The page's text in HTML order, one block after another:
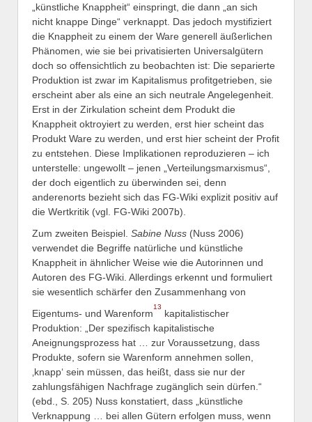
„künstliche Knappheit“ einspringt, die dann „an sich
nicht knappe Dinge“ verknappt. Das jedoch mystifiziert
die Knappheit zu einem der Ware generell äußerlichen
Phänomen, wie sie bei privatisierten Universalgütern
doch so offensichtlich zu beobachten ist: Die separierte
Produktion ist zwar im Kapitalismus profitgetrieben, sie
erscheint aber als eine an sich neutrale Angelegenheit.
Erst in der Zirkulation scheint dem Produkt die
Knappheit oktroyiert zu werden, erst hier scheint das
Produkt Ware zu werden, und erst hier scheint der Profit
zu entstehen. Diese Implikationen reproduzieren – ich
unterstelle: ungewollt – jenen „Verteilungsmarxismus“,
der doch eigentlich zu überwinden sei, denn
anderenorts bezieht sich das FG-Wiki explizit positiv auf
die Wertkritik (vgl. FG-Wiki 2007b).
Zum zweiten Beispiel. Sabine Nuss (Nuss 2006)
verwendet die Begriffe natürliche und künstliche
Knappheit in ähnlicher Weise wie die Autorinnen und
Autoren des FG-Wiki. Allerdings erkennt und formuliert
sie wesentlich schärfer den Zusammenhang von
Eigentums- und Warenform
13
kapitalistischer
Produktion: „Der spezifisch kapitalistische
Aneignungsprozess hat … zur Voraussetzung, dass
Produkte, sofern sie Warenform annehmen sollen,
‚knapp‘ sein müssen, das heißt, dass sie nur der
zahlungsfähigen Nachfrage zugänglich sein dürfen.“
(ebd., S. 205) Nuss konstatiert, dass „künstliche
Verknappung … bei allen Gütern erfolgen muss, wenn